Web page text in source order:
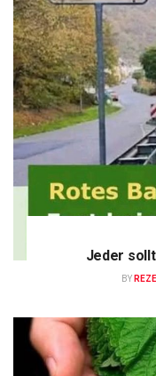
Jeder
BY